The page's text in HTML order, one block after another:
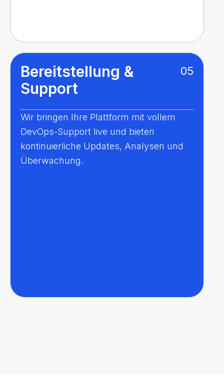
Bereitstellung &
Support
05
Wir bringen Ihre Plattform mit vollem
DevOps-Support live und bieten
kontinuierliche Updates, Analysen und
Überwachung.